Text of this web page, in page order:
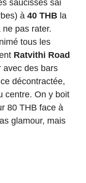
saucisses sai
à 40 THB la
pas rater.
tous les
Ratvithi Road
avec des bars
décontractée,
centre. On y boit
80 THB face à
glamour, mais